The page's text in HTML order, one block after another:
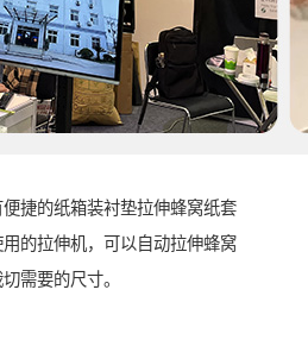
捷的纸箱装衬垫拉伸蜂窝纸套
的拉伸机，可以自动拉伸蜂窝
需要的尺寸。